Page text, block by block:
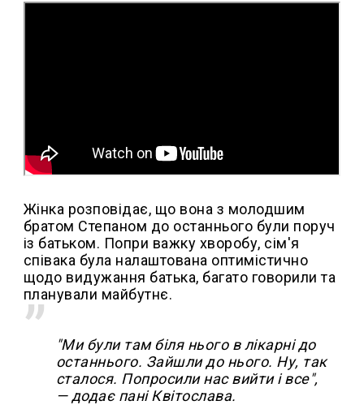
Жінка розповідає, що вона з молодшим
братом Степаном до останнього були поруч
із батьком. Попри важку хворобу, сім'я
співака була налаштована оптимістично
щодо видужання батька, багато говорили та
планували майбутнє.
"Ми були там біля нього в лікарні до
останнього. Зайшли до нього. Ну, так
сталося. Попросили нас вийти і все",
— додає пані Квітослава.